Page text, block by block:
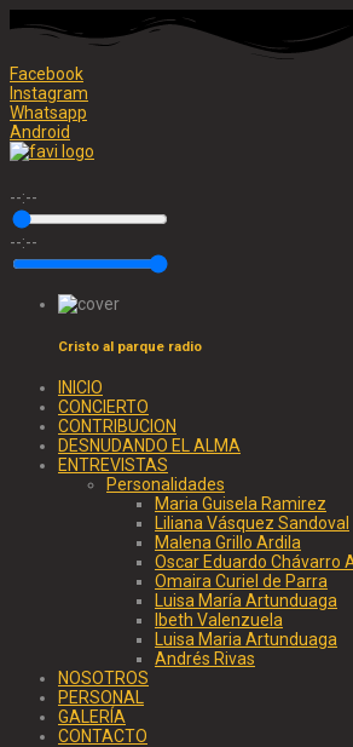
Facebook
Instagram
Whatsapp
Android
--:--
--:--
Cristo al parque radio
INICIO
CONCIERTO
CONTRIBUCION
DESNUDANDO EL ALMA
ENTREVISTAS
Personalidades
Maria Guisela Ramirez
Liliana Vásquez Sandoval
Malena Grillo Ardila
Oscar Eduardo Chávarro
Omaira Curiel de Parra
Luisa María Artunduaga
Ibeth Valenzuela
Luisa Maria Artunduaga
Andrés Rivas
NOSOTROS
PERSONAL
GALERÍA
CONTACTO